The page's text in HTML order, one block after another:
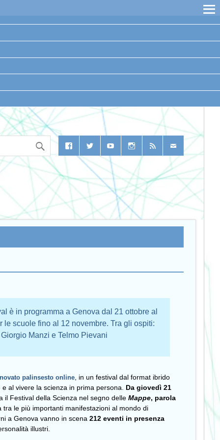
è in programma a Genova dal 21 ottobre al
le scuole fino al 12 novembre. Tra gli ospiti:
Manzi e Telmo Pievani
palinsesto online, in un festival dal format ibrido
al vivere la scienza in prima persona. Da giovedì 21
il Festival della Scienza nel segno delleMappe, parola
tra le più importanti manifestazioni al mondo di
a Genova vanno in scena212 eventi in presenza
illustri.